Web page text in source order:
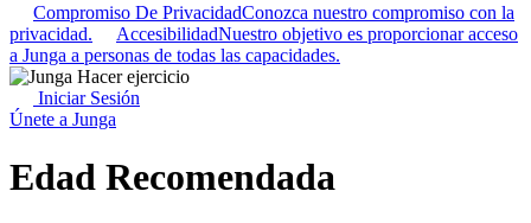
Compromiso De PrivacidadConozca nuestro compromiso con la
privacidad.
AccesibilidadNuestro objetivo es proporcionar acceso
a Junga a personas de todas las capacidades.
Iniciar Sesión
Únete a Junga
Edad Recomendada